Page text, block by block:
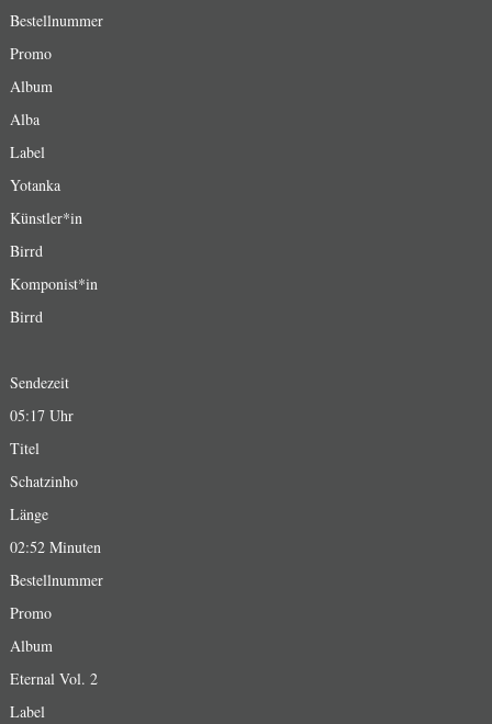
Bestellnummer
Promo
Album
Alba
Label
Yotanka
Künstler*in
Birrd
Komponist*in
Birrd
Sendezeit
05:17 Uhr
Titel
Schatzinho
Länge
02:52 Minuten
Bestellnummer
Promo
Album
Eternal Vol. 2
Label